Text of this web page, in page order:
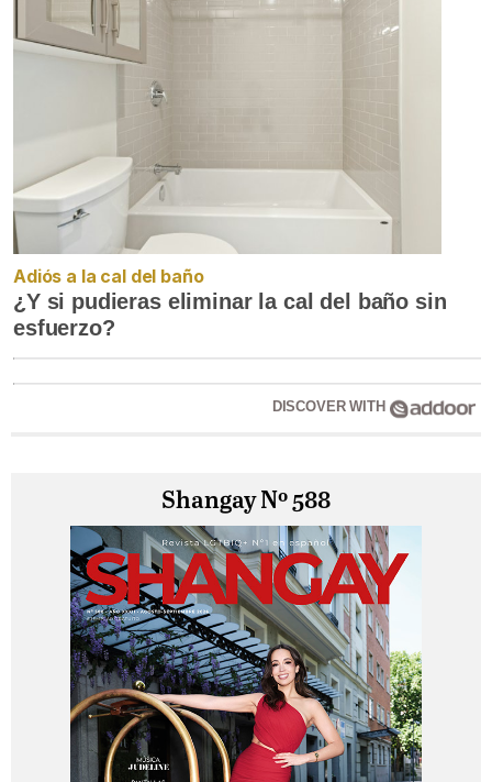
Adiós a la cal del baño
¿Y si pudieras eliminar la cal del baño sin
esfuerzo?
DISCOVER WITH
Shangay Nº 588